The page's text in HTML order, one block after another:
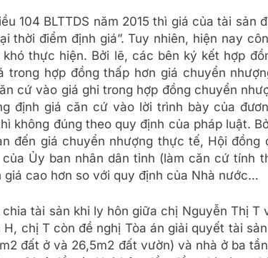
104 BLTTDS năm 2015 thì giá của tài sản
thời điểm định giá”. Tuy nhiên, hiện nay
thực hiện. Bởi lẽ, các bên ký kết hợp
trong hợp đồng thấp hơn giá chuyển
cứ vào giá ghi trong hợp đồng chuyển
định giá căn cứ vào lời trình bày của
không đúng theo quy định của pháp luật.
đến giá chuyển nhượng thực tế, Hội đồng
Ủy ban nhân dân tỉnh (làm căn cứ tính
giá cao hơn so với quy định của Nhà nước…
tài sản khi ly hôn giữa chị Nguyễn Thị T
chị T còn đề nghị Tòa án giải quyết tài
đất ở và 26,5m2 đất vườn) và nhà ở ba